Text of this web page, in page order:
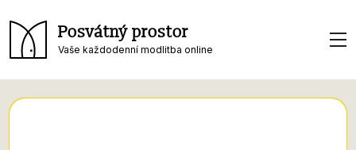
Posvátný prostor
Vaše každodenní modlitba online